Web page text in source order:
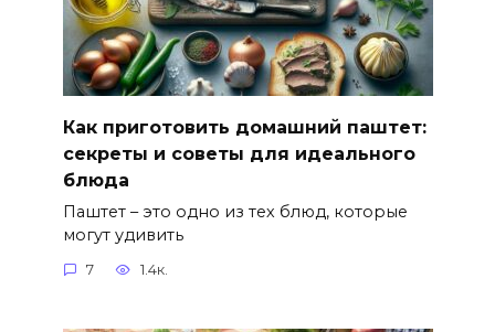
Как приготовить домашний паштет:
секреты и советы для идеального
блюда
Паштет – это одно из тех блюд, которые
могут удивить
7 1.4к.